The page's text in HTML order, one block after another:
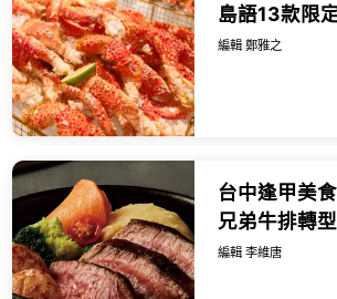
島語13款限
芋香佛跳牆
編輯 鄭雅之
台中逢甲美
兄弟牛排轉
&amp; Bar，
編輯 李維唐